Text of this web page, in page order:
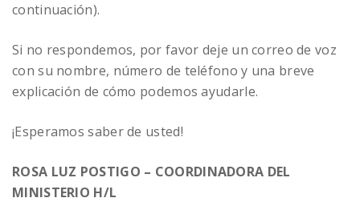
continuación).
Si no respondemos, por favor deje un correo de voz
con su nombre, número de teléfono y una breve
explicación de cómo podemos ayudarle.
¡Esperamos saber de usted!
ROSA LUZ POSTIGO – COORDINADORA DEL
MINISTERIO H/L